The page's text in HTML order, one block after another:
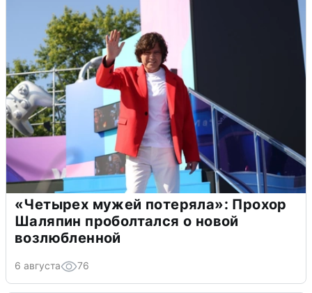
«Четырех мужей потеряла»: Прохор
Шаляпин проболтался о новой
возлюбленной
6 августа 76